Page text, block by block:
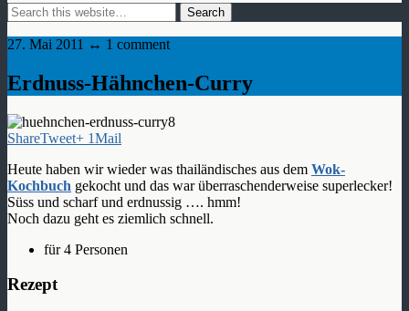
27. Mai 2011 ↔ 1 comment
Erdnuss-Hähnchen-Curry
ShareTweet+ 1Mail
Heute haben wir wieder was thailändisches aus dem Wok-
Kochbuch gekocht und das war überraschenderweise superlecker!
Süss und scharf und erdnussig …. hmm!
Noch dazu geht es ziemlich schnell.
für 4 Personen
Rezept